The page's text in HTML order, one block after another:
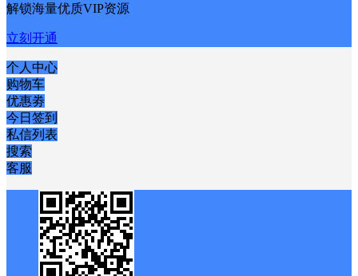
解锁海量优质VIP资源
立刻开通
个人中心
购物车
优惠劵
今日签到
私信列表
搜索
客服